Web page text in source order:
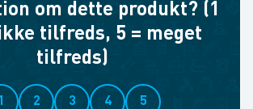
om dette produkt? (1
tilfreds, 5 = meget
tilfreds)
2 3 4 5